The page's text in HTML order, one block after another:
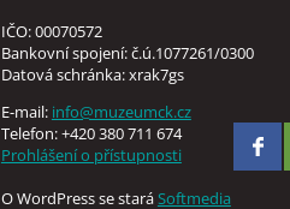
IČO: 00070572
Bankovní spojení: č.ú.1077261/0300
Datová schránka: xrak7gs
E-mail: info@muzeumck.cz
Telefon: +420 380 711 674
Prohlášení o přístupnosti
O WordPress se staráSoftmedia